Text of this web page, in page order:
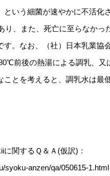
という細菌が速やかに不活化
り、また、死亡に至らなか
。なお、（社）日本乳業協
前後の熱湯による調乳、
ことを考えると、調乳水は
関するＱ＆Ａ(仮訳)：
syoku-anzen/qa/050615-1.html